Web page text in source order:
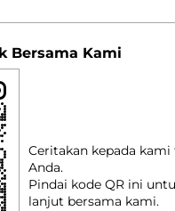
Bersama Kami
Ceritakan kepada
Anda.
Pindai kode QR ini
lanjut bersama kami.